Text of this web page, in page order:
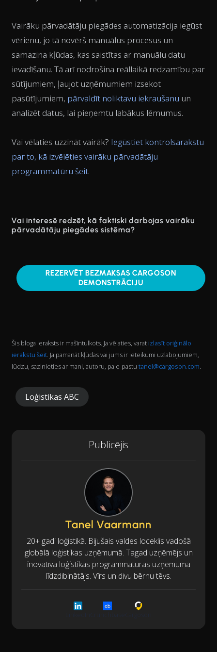
Vairāku pārvadātāju piegādes automatizācija iegūst
vērienu, jo tā novērš manuālus procesus un
samazina kļūdas, kas saistītas ar manuālu datu
ievadīšanu. Tā arī nodrošina reāllaikā redzamību par
sūtījumiem, ļaujot uzņēmumiem izsekot
pasūtījumiem, pārvaldīt noliktavu iekraušanu un
analizēt datus, lai pieņemtu labākus lēmumus.
Vai vēlaties uzzināt vairāk? Iegūstiet kontrolsarakstu
par to, kā izvēlēties vairāku pārvadātāju
programmatūru šeit.
Vai interesē redzēt, kā faktiski darbojas vairāku
pārvadātāju piegādes sistēma?
REZERVĒT BEZMAKSAS CARGOSON
DEMONSTRĀCIJU
Šis bloga ieraksts ir mašīntulkots. Ja vēlaties, varat izlasīt oriģinālo
ierakstu šeit. Ja pamanāt kļūdas vai jums ir ieteikumi uzlabojumiem,
lūdzu, sazinieties ar mani, autoru, pa e-pastu tanel@cargoson.com.
Loģistikas ABC
Publicējis
Tanel Vaarmann
20+ gadi loģistikā. Bijušais valdes loceklis vadošā
globālā loģistikas uzņēmumā. Tagad uzņēmējs un
inovatīva loģistikas programmatūras uzņēmuma
līdzdibinātājs. Vīrs un divu bērnu tēvs.